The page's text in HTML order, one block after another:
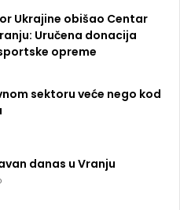
Ukrajine obišao Centar
Uručena donacija
opreme
sektoru veće nego kod
danas u Vranju